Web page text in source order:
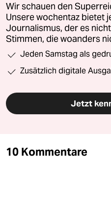
Wir schauen den
Unsere wochentaz bietet
Journalismus, der es
Stimmen, die woanders
Jeden Samstag als
Zusätzlich digitale
Jetzt
10 Kommentare